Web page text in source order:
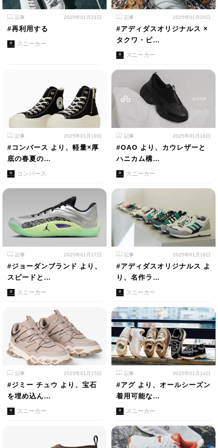
記事 2025年01月21日
#再利用する
スニーカー
記事 2025年01月20日
#アディダスオリジナルス ×
タクワ・ビ…
スニーカー
記事 2025年01月19日
#コンバース より、軽量×厚
底の春夏の…
コンバース
記事 2025年01月18日
#OAO より、カウレザーと
ハニカム構…
スニーカー
記事 2025年01月17日
#ジョーダンブランド より、
スピードと…
スニーカー
記事 2025年01月16日
#アディダスオリジナルス よ
り、名作ラ…
スニーカー
記事 2025年01月15日
#ジミー チュウ より、宝石
を埋め込ん…
スニーカー
記事 2025年01月14日
#アグ より、オールシーズン
着用可能な…
スニーカー